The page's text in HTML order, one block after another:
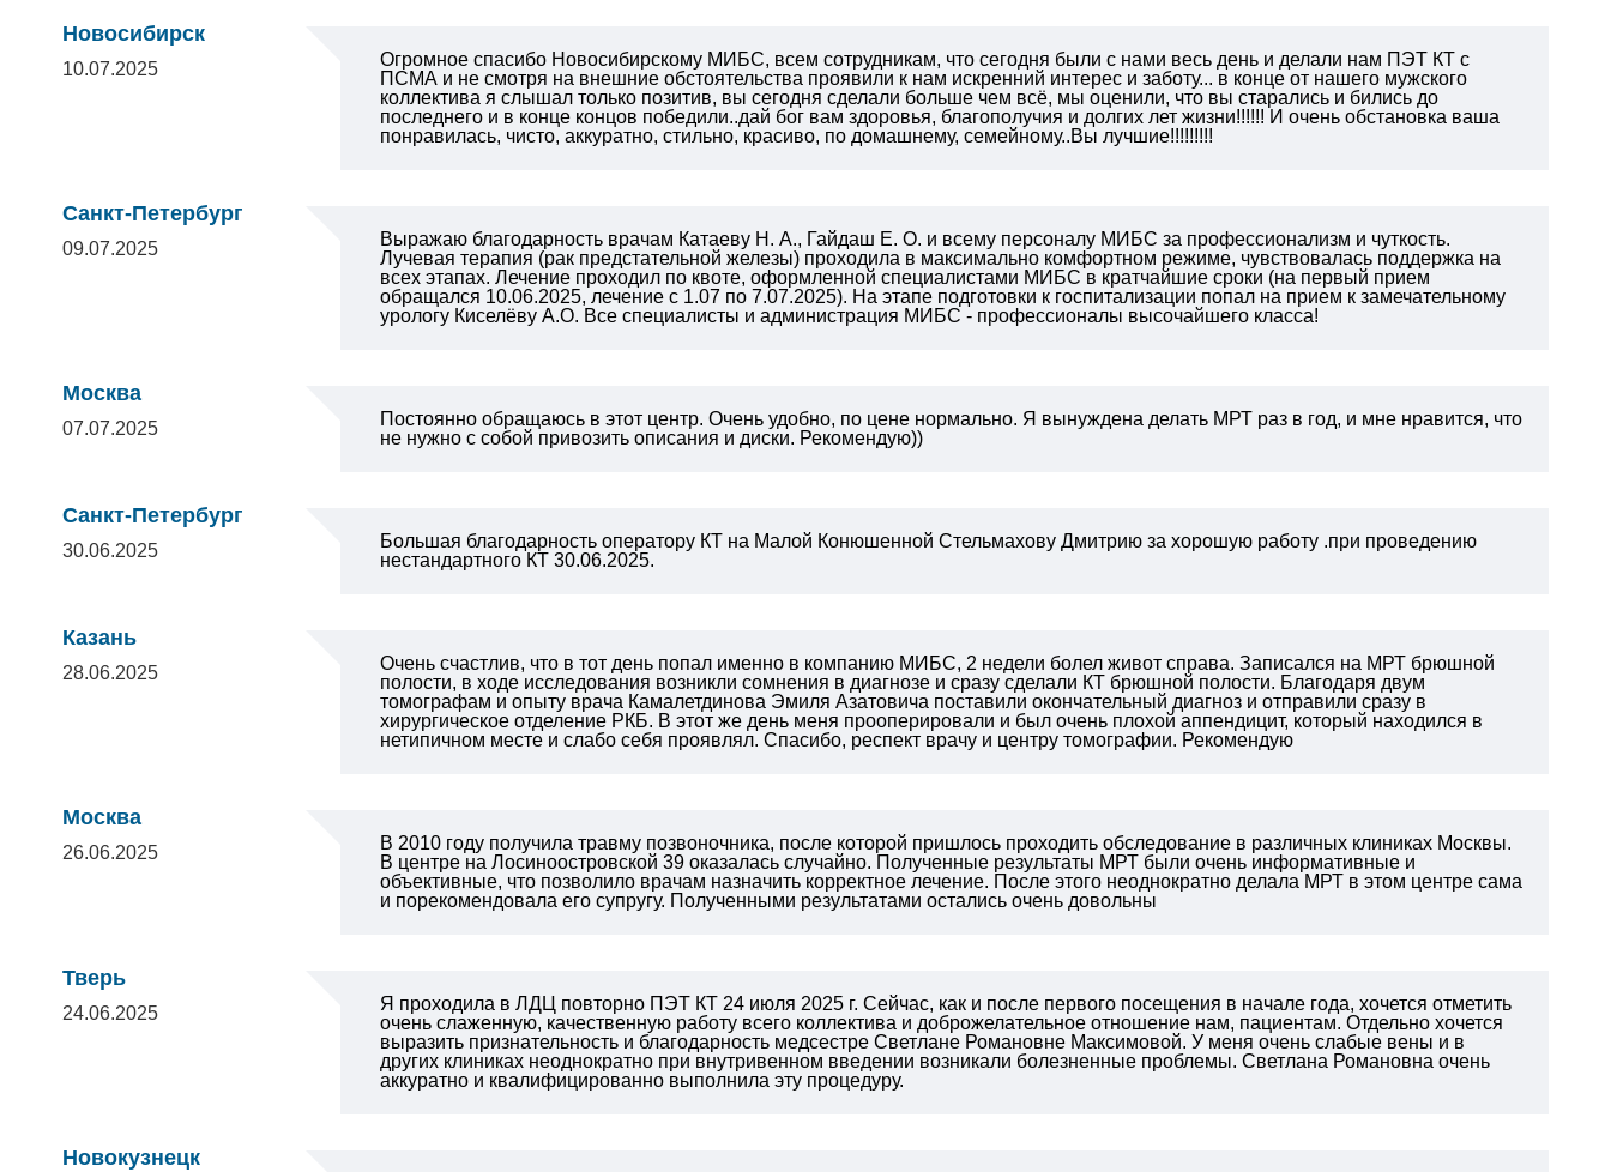
Новосибирск
10.07.2025
Огромное спасибо Новосибирскому МИБС, всем сотрудникам, что сегодня были с нами весь день и делали нам ПЭТ КТ с
ПСМА и не смотря на внешние обстоятельства проявили к нам искренний интерес и заботу... в конце от нашего мужского
коллектива я слышал только позитив, вы сегодня сделали больше чем всё, мы оценили, что вы старались и бились до
последнего и в конце концов победили..дай бог вам здоровья, благополучия и долгих лет жизни!!!!!! И очень обстановка ваша
понравилась, чисто, аккуратно, стильно, красиво, по домашнему, семейному..Вы лучшие!!!!!!!!!
Санкт-Петербург
09.07.2025
Выражаю благодарность врачам Катаеву Н. А., Гайдаш Е. О. и всему персоналу МИБС за профессионализм и чуткость.
Лучевая терапия (рак предстательной железы) проходила в максимально комфортном режиме, чувствовалась поддержка на
всех этапах. Лечение проходил по квоте, оформленной специалистами МИБС в кратчайшие сроки (на первый прием
обращался 10.06.2025, лечение с 1.07 по 7.07.2025). На этапе подготовки к госпитализации попал на прием к замечательному
урологу Киселёву А.О. Все специалисты и администрация МИБС - профессионалы высочайшего класса!
Москва
07.07.2025
Постоянно обращаюсь в этот центр. Очень удобно, по цене нормально. Я вынуждена делать МРТ раз в год, и мне нравится, что
не нужно с собой привозить описания и диски. Рекомендую))
Санкт-Петербург
30.06.2025
Большая благодарность оператору КТ на Малой Конюшенной Стельмахову Дмитрию за хорошую работу .при проведению
нестандартного КТ 30.06.2025.
Казань
28.06.2025
Очень счастлив, что в тот день попал именно в компанию МИБС, 2 недели болел живот справа. Записался на МРТ брюшной
полости, в ходе исследования возникли сомнения в диагнозе и сразу сделали КТ брюшной полости. Благодаря двум
томографам и опыту врача Камалетдинова Эмиля Азатовича поставили окончательный диагноз и отправили сразу в
хирургическое отделение РКБ. В этот же день меня прооперировали и был очень плохой аппендицит, который находился в
нетипичном месте и слабо себя проявлял. Спасибо, респект врачу и центру томографии. Рекомендую
Москва
26.06.2025
В 2010 году получила травму позвоночника, после которой пришлось проходить обследование в различных клиниках Москвы.
В центре на Лосиноостровской 39 оказалась случайно. Полученные результаты МРТ были очень информативные и
объективные, что позволило врачам назначить корректное лечение. После этого неоднократно делала МРТ в этом центре сама
и порекомендовала его супругу. Полученными результатами остались очень довольны
Тверь
24.06.2025
Я проходила в ЛДЦ повторно ПЭТ КТ 24 июля 2025 г. Сейчас, как и после первого посещения в начале года, хочется отметить
очень слаженную, качественную работу всего коллектива и доброжелательное отношение нам, пациентам. Отдельно хочется
выразить признательность и благодарность медсестре Светлане Романовне Максимовой. У меня очень слабые вены и в
других клиниках неоднократно при внутривенном введении возникали болезненные проблемы. Светлана Романовна очень
аккуратно и квалифицированно выполнила эту процедуру.
Новокузнецк